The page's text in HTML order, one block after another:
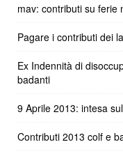
mav: contributi su ferie
Pagare i contributi dei
Ex Indennità di
badanti
9 Aprile 2013: intesa
Contributi 2013 colf e